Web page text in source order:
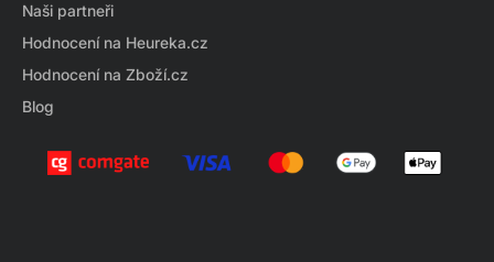
Naši partneři
Hodnocení na Heureka.cz
Hodnocení na Zboží.cz
Blog